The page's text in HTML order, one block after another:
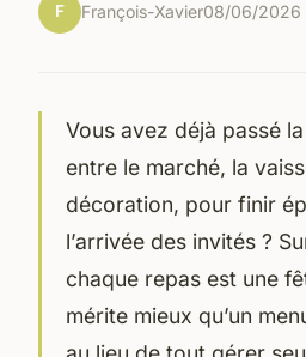
F François-Xavier08/06/2026
Vous avez déjà passé
entre le marché, la
décoration, pour finir
l’arrivée des invités ?
chaque repas est une
mérite mieux qu’un